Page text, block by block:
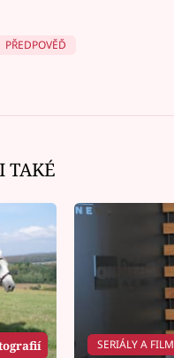
PŘEDPOVĚĎ
TAKÉ
SERIÁLY A